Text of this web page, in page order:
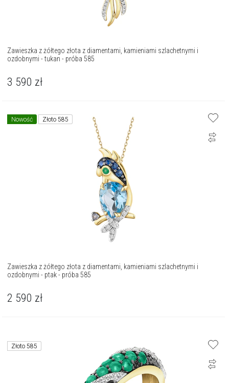
Zawieszka z żółtego złota z diamentami, kamieniami szlachetnymi i
ozdobnymi - tukan - próba 585
3 590 zł
Nowość Złoto 585
Zawieszka z żółtego złota z diamentami, kamieniami szlachetnymi i
ozdobnymi - ptak - próba 585
2 590 zł
Złoto 585